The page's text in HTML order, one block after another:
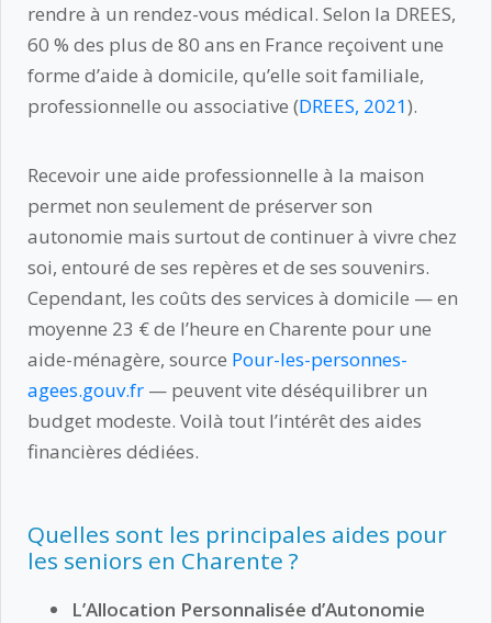
rendre à un rendez-vous médical. Selon la DREES,
60 % des plus de 80 ans en France reçoivent une
forme d’aide à domicile, qu’elle soit familiale,
professionnelle ou associative (DREES, 2021).
Recevoir une aide professionnelle à la maison
permet non seulement de préserver son
autonomie mais surtout de continuer à vivre chez
soi, entouré de ses repères et de ses souvenirs.
Cependant, les coûts des services à domicile — en
moyenne 23 € de l’heure en Charente pour une
aide-ménagère, source Pour-les-personnes-
agees.gouv.fr — peuvent vite déséquilibrer un
budget modeste. Voilà tout l’intérêt des aides
financières dédiées.
Quelles sont les principales aides pour
les seniors en Charente ?
L’Allocation Personnalisée d’Autonomie